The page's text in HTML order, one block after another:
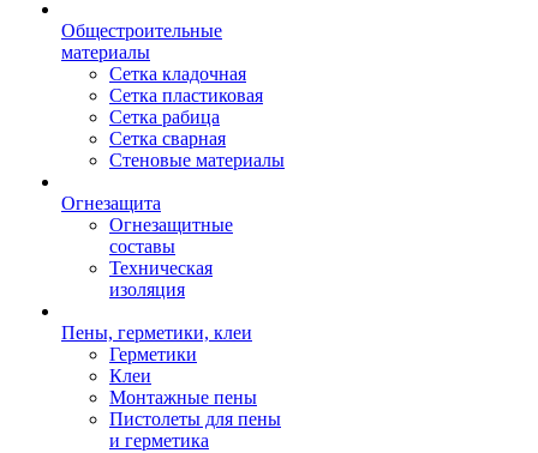
Общестроительные
материалы
Сетка кладочная
Сетка пластиковая
Сетка рабица
Сетка сварная
Стеновые материалы
Огнезащита
Огнезащитные
составы
Техническая
изоляция
Пены, герметики, клеи
Герметики
Клеи
Монтажные пены
Пистолеты для пены
и герметика